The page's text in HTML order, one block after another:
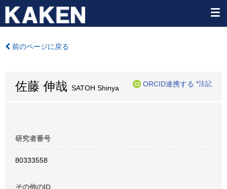
前のページに戻る
佐藤 伸哉 SATOH Shinya
ORCID連携する *注記
研究者番号
80333558
その他のID